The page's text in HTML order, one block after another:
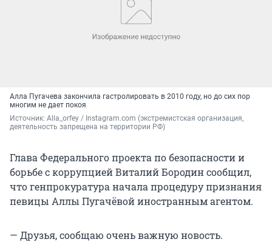
Алла Пугачева закончила гастролировать в 2010 году, но до сих пор
многим не дает покоя
Источник: Alla_orfey / Instagram.com (экстремистская организация,
деятельность запрещена на территории РФ)
Глава Федерального проекта по безопасности и
борьбе с коррупцией Виталий Бородин сообщил,
что генпрокуратура начала процедуру признания
певицы Аллы Пугачёвой иностранным агентом.
— Друзья, сообщаю очень важную новость.